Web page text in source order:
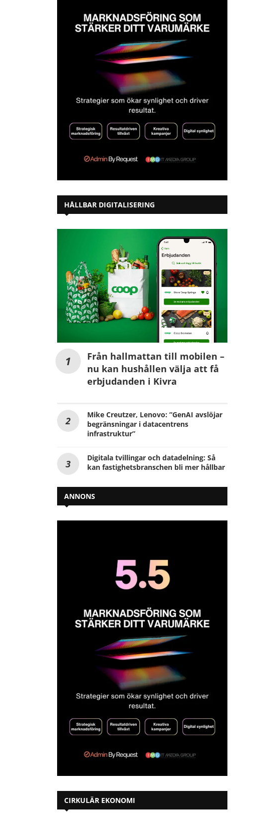
HÅLLBAR DIGITALISERING
Från hallmattan till mobilen –
nu kan hushållen välja att få
erbjudanden i Kivra
Mike Creutzer, Lenovo: ”GenAI avslöjar
begränsningar i datacentrens
infrastruktur”
Digitala tvillingar och datadelning: Så
kan fastighetsbranschen bli mer hållbar
ANNONS
CIRKULÄR EKONOMI